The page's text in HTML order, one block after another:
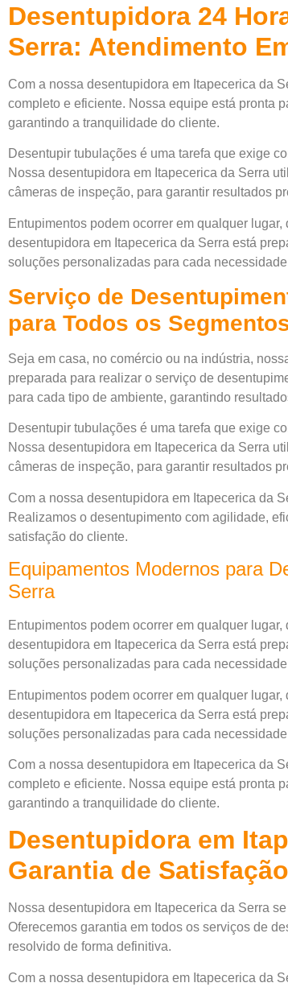
Desentupidora 24
Serra: Atendimento
Com a nossa desentupidora em Itapecerica da
completo e eficiente. Nossa equipe está pronta
garantindo a tranquilidade do cliente.
Desentupir tubulações é uma tarefa que exige
Nossa desentupidora em Itapecerica da Serra
câmeras de inspeção, para garantir resultados
Entupimentos podem ocorrer em qualquer
desentupidora em Itapecerica da Serra está
soluções personalizadas para cada
Serviço de
para Todos os
Seja em casa, no comércio ou na indústria,
preparada para realizar o serviço de
para cada tipo de ambiente, garantindo
Desentupir tubulações é uma tarefa que exige
Nossa desentupidora em Itapecerica da Serra
câmeras de inspeção, para garantir resultados
Com a nossa desentupidora em Itapecerica da
Realizamos o desentupimento com agilidade,
satisfação do cliente.
Equipamentos Modernos para
Serra
Entupimentos podem ocorrer em qualquer
desentupidora em Itapecerica da Serra está
soluções personalizadas para cada
Entupimentos podem ocorrer em qualquer
desentupidora em Itapecerica da Serra está
soluções personalizadas para cada
Com a nossa desentupidora em Itapecerica da
completo e eficiente. Nossa equipe está pronta
garantindo a tranquilidade do cliente.
Desentupidora em
Garantia de Satisfação
Nossa desentupidora em Itapecerica da Serra
Oferecemos garantia em todos os serviços de
resolvido de forma definitiva.
Com a nossa desentupidora em Itapecerica da